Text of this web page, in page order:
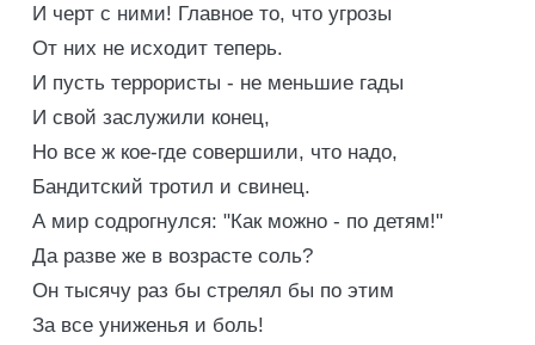
И черт с ними! Главное то, что угрозы
От них не исходит теперь.
И пусть террористы - не меньшие гады
И свой заслужили конец,
Но все ж кое-где совершили, что надо,
Бандитский тротил и свинец.
А мир содрогнулся: "Как можно - по детям!"
Да разве же в возрасте соль?
Он тысячу раз бы стрелял бы по этим
За все униженья и боль!